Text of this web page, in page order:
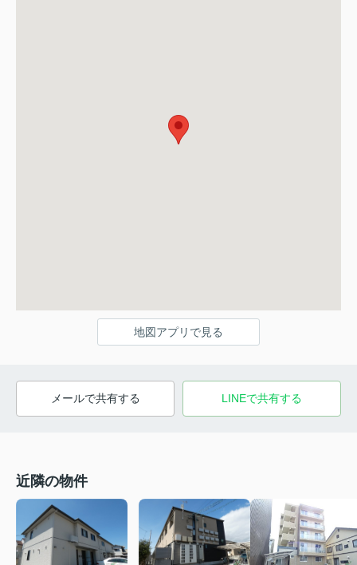
地図アプリで見る
メールで共有する LINEで共有する
近隣の物件